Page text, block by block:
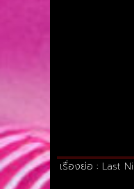
เรื่องย่อ : Last